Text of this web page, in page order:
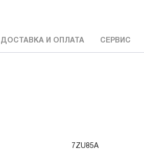
ДОСТАВКА И ОПЛАТА СЕРВИС
7ZU85A